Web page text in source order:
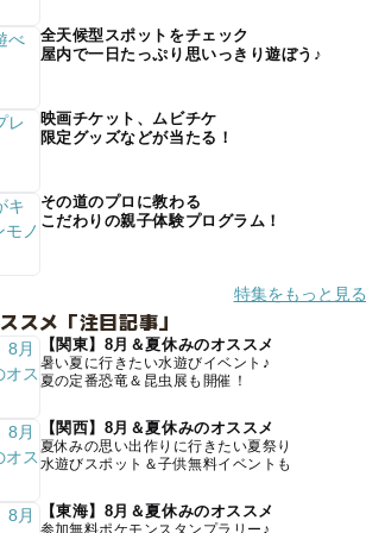
全天候型スポットをチェック
屋内で一日たっぷり思いっきり遊ぼう♪
映画チケット、ムビチケ
限定グッズなどが当たる！
その道のプロに教わる
こだわりの親子体験プログラム！
特集をもっと見る
スメ「注目記事」
【関東】8月＆夏休みのオススメ
暑い夏に行きたい水遊びイベント♪
夏の定番恐竜＆昆虫展も開催！
【関西】8月＆夏休みのオススメ
夏休みの思い出作りに行きたい夏祭り
水遊びスポット＆子供無料イベントも
【東海】8月＆夏休みのオススメ
参加無料ポケモンスタンプラリー♪